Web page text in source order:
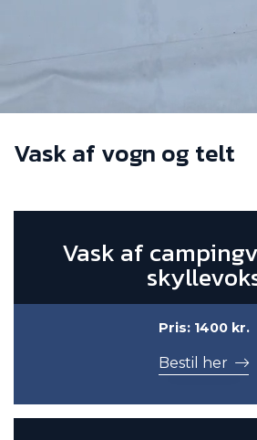
Vask af vogn og telt
Vask af
Pris: 1400 kr.
Bestil her